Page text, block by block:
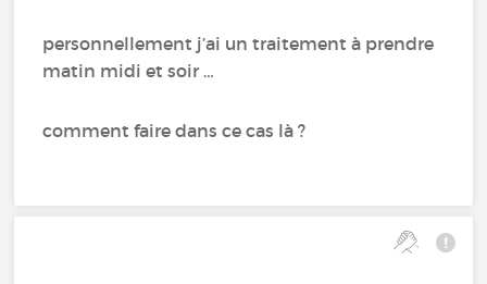
personnellement j’ai un traitement à prendre
matin midi et soir …
comment faire dans ce cas là ?